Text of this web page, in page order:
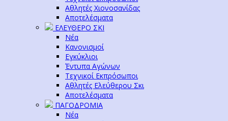
Αθλητές Χιονοσανίδας
Αποτελέσματα
ΕΛΕΥΘΕΡΟ ΣΚΙ
Νέα
Κανονισμοί
Εγκύκλιοι
Έντυπα Αγώνων
Τεχνικοί Εκπρόσωποι
Αθλητές Ελεύθερου Σκι
Αποτελέσματα
ΠΑΓΟΔΡΟΜΙΑ
Νέα